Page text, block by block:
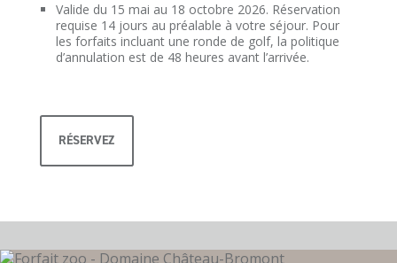
Valide du 15 mai au 18 octobre 2026. Réservation
requise 14 jours au préalable à votre séjour. Pour
les forfaits incluant une ronde de golf, la politique
d’annulation est de 48 heures avant l’arrivée.
RÉSERVEZ